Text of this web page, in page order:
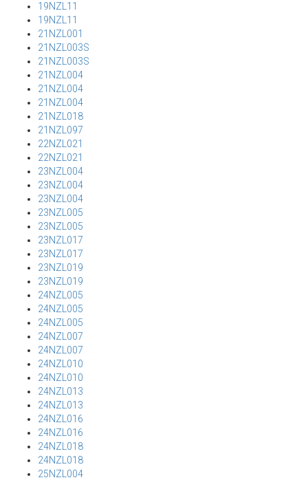
19NZL11
19NZL11
21NZL001
21NZL003S
21NZL003S
21NZL004
21NZL004
21NZL004
21NZL018
21NZL097
22NZL021
22NZL021
23NZL004
23NZL004
23NZL004
23NZL005
23NZL005
23NZL017
23NZL017
23NZL019
23NZL019
24NZL005
24NZL005
24NZL005
24NZL007
24NZL007
24NZL010
24NZL010
24NZL013
24NZL013
24NZL016
24NZL016
24NZL018
24NZL018
25NZL004